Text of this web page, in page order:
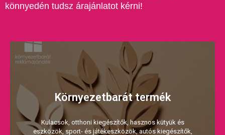
könnyedén tudsz árajánlatot kérni!
Környezetbarát termék
Kulacsok, otthoni kiegészítők, hasznos kütyük és
eszközök, sport- és játékeszközök, autós kiegészítők,